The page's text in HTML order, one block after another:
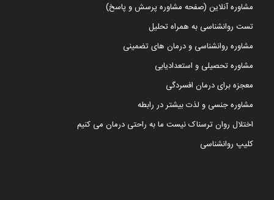
مشاوره آنلاین (صفحه مشاوره پرسش و پاسخ)
تست روانشناسی به همراه تحلیل
مشاوره روانشناسی و درمان های تضمینی
مشاوره تحصیلی و استعدادیابی
معجزه برای درمان افسردگی
مشاوره جنسی و لذت بیشتر در رابطه
اختلال روان ترسناک نیست ما به راحتی درمان می کنیم
کلیپ روانشناسی